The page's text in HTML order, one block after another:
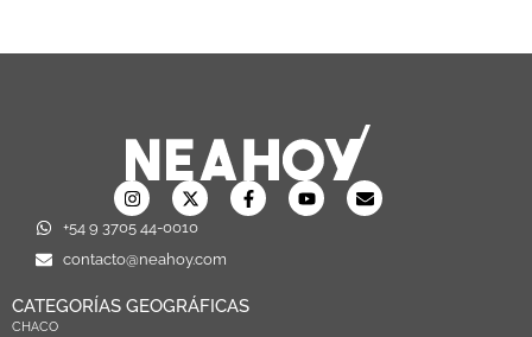
+54 9 3705 44-0010
contacto@neahoy.com
CATEGORÍAS GEOGRÁFICAS
CHACO